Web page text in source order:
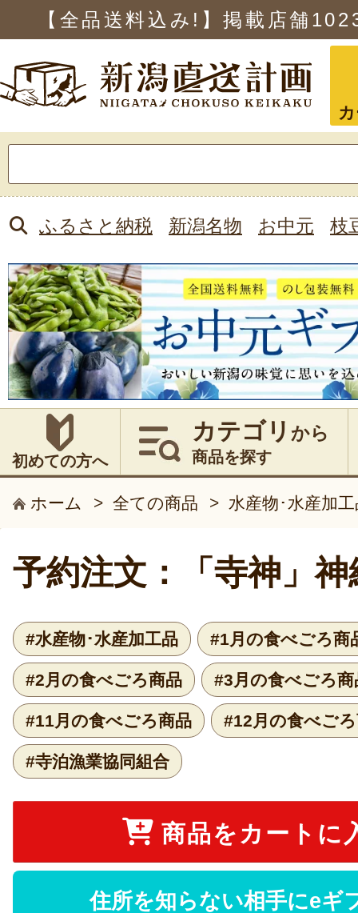
【全品送料込み!】掲載店舗
索:
ふるさと納税 新潟名物 お中元 枝
初めての方へ
カテゴリ から
商品を探す
ホーム > 全ての商品 > 水産物･水産加
予約注文：「寺神」
#水産物･水産加工品 #1月の食べごろ商
#2月の食べごろ商品 #3月の食べごろ商
#11月の食べごろ商品 #12月の食べご
#寺泊漁業協同組合
商品をカートに
住所を知らない相手にeギ